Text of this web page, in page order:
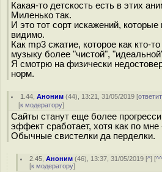
Какая-то детскость есть в этих
Миленько так.
И это тот сорт искажений, которые
видимо.
Как mp3 сжатие, которое как кто-
музыку более "чистой",
Я смотрю на физически
норм.
1.44 ,Аноним (44), 13:21, 31/05/2019 [
[к модератору]
Сайты станут еще более
эффект сработает, хотя как по мне
Обычные свистелки да перделки.
2.45 ,Аноним (46), 13:37, 31/05/2019 [^] [^^
[к модератору]